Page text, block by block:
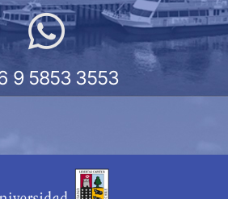
9 5853 3553